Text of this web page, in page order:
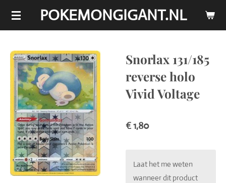
Ga
de
hoofdinhoud
POKEMONGIGANT.NL
Snorlax 131/185
reverse holo
Vivid Voltage
€ 1,80
Laat het me weten
wanneer dit product